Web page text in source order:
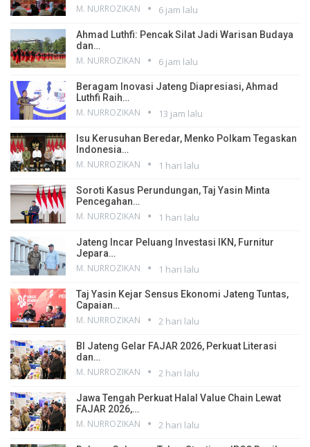
M. NURROZIKAN 6 jam lalu
Ahmad Luthfi: Pencak Silat Jadi Warisan Budaya
dan…
M. NURROZIKAN 6 jam lalu
Beragam Inovasi Jateng Diapresiasi, Ahmad
Luthfi Raih…
M. NURROZIKAN 13 jam lalu
Isu Kerusuhan Beredar, Menko Polkam Tegaskan
Indonesia…
M. NURROZIKAN 1 hari lalu
Soroti Kasus Perundungan, Taj Yasin Minta
Pencegahan…
M. NURROZIKAN 1 hari lalu
Jateng Incar Peluang Investasi IKN, Furnitur
Jepara…
M. NURROZIKAN 1 hari lalu
Taj Yasin Kejar Sensus Ekonomi Jateng Tuntas,
Capaian…
M. NURROZIKAN 2 hari lalu
BI Jateng Gelar FAJAR 2026, Perkuat Literasi
dan…
M. NURROZIKAN 2 hari lalu
Jawa Tengah Perkuat Halal Value Chain Lewat
FAJAR 2026,…
M. NURROZIKAN 2 hari lalu